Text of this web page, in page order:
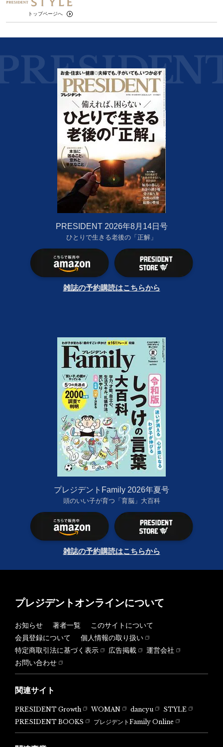
トップページへ
PRESIDENT 2026年8月14日号
ひとりで生きる老後の「正解」
雑誌の予約購読はこちらから
プレジデントFamily 2026年夏号
頭のいい子が育つ「育脳」大百科
雑誌の予約購読はこちらから
プレジデントオンラインについて
お知らせ 著者一覧
このサイトについて
会員登録について
個人情報の取り扱い
特定商取引法に基づく表示
広告掲載
運営会社
お問い合わせ
関連サイト
PRESIDENT Growth WOMAN dancyu
STYLE
PRESIDENT BOOKS
プレジデントFamily Online